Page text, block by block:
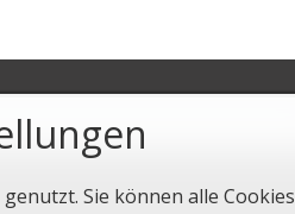
Sie können alle Cookies